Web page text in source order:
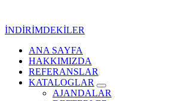
İNDİRİMDEKİLER
Kurumsal Promosyon-Hediyelik
ANA SAYFA
HAKKIMIZDA
REFERANSLAR
KATALOGLAR
AJANDALAR